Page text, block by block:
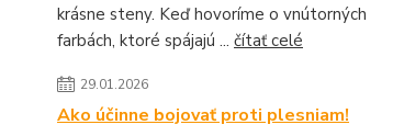
krásne steny. Keď hovoríme o vnútorných
farbách, ktoré spájajú ... čítať celé
29.01.2026
Ako účinne bojovať proti plesniam!